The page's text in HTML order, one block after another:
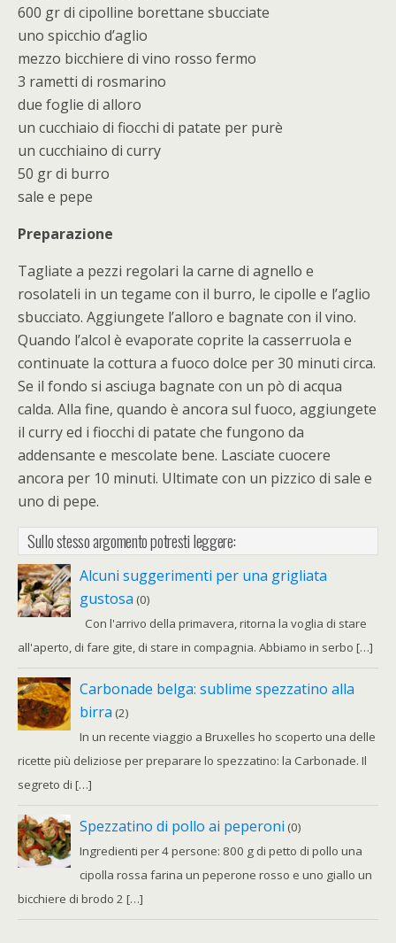
600 gr di cipolline borettane sbucciate
uno spicchio d’aglio
mezzo bicchiere di vino rosso fermo
3 rametti di rosmarino
due foglie di alloro
un cucchiaio di fiocchi di patate per purè
un cucchiaino di curry
50 gr di burro
sale e pepe
Preparazione
Tagliate a pezzi regolari la carne di agnello e
rosolateli in un tegame con il burro, le cipolle e l’aglio
sbucciato. Aggiungete l’alloro e bagnate con il vino.
Quando l’alcol è evaporate coprite la casserruola e
continuate la cottura a fuoco dolce per 30 minuti circa.
Se il fondo si asciuga bagnate con un pò di acqua
calda. Alla fine, quando è ancora sul fuoco, aggiungete
il curry ed i fiocchi di patate che fungono da
addensante e mescolate bene. Lasciate cuocere
ancora per 10 minuti. Ultimate con un pizzico di sale e
uno di pepe.
Sullo stesso argomento potresti leggere:
Alcuni suggerimenti per una grigliata
gustosa (0)
Con l'arrivo della primavera, ritorna la voglia di stare
all'aperto, di fare gite, di stare in compagnia. Abbiamo in serbo […]
Carbonade belga: sublime spezzatino alla
birra (2)
In un recente viaggio a Bruxelles ho scoperto una delle
ricette più deliziose per preparare lo spezzatino: la Carbonade. Il
segreto di […]
Spezzatino di pollo ai peperoni (0)
Ingredienti per 4 persone: 800 g di petto di pollo una
cipolla rossa farina un peperone rosso e uno giallo un
bicchiere di brodo 2 […]